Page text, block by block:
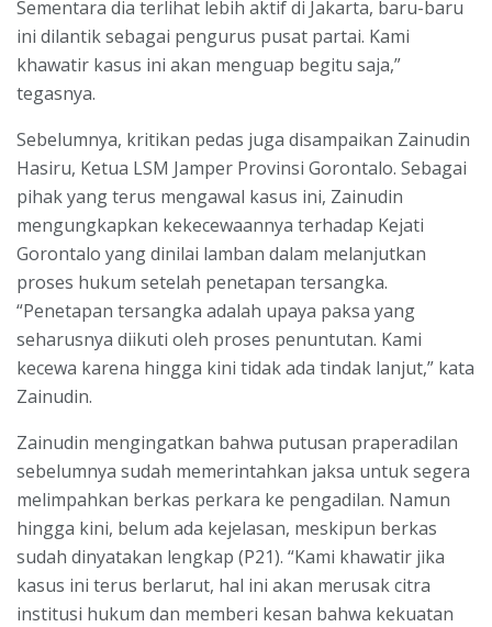
Sementara dia terlihat lebih aktif di Jakarta, baru-baru
ini dilantik sebagai pengurus pusat partai. Kami
khawatir kasus ini akan menguap begitu saja,”
tegasnya.
Sebelumnya, kritikan pedas juga disampaikan Zainudin
Hasiru, Ketua LSM Jamper Provinsi Gorontalo. Sebagai
pihak yang terus mengawal kasus ini, Zainudin
mengungkapkan kekecewaannya terhadap Kejati
Gorontalo yang dinilai lamban dalam melanjutkan
proses hukum setelah penetapan tersangka.
“Penetapan tersangka adalah upaya paksa yang
seharusnya diikuti oleh proses penuntutan. Kami
kecewa karena hingga kini tidak ada tindak lanjut,” kata
Zainudin.
Zainudin mengingatkan bahwa putusan praperadilan
sebelumnya sudah memerintahkan jaksa untuk segera
melimpahkan berkas perkara ke pengadilan. Namun
hingga kini, belum ada kejelasan, meskipun berkas
sudah dinyatakan lengkap (P21). “Kami khawatir jika
kasus ini terus berlarut, hal ini akan merusak citra
institusi hukum dan memberi kesan bahwa kekuatan